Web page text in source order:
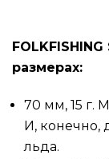
размерах:
70 мм, 15 г.
И, конечно,
льда.